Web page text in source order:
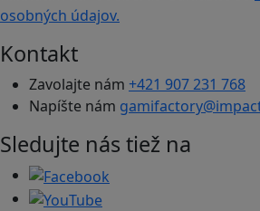
osobných údajov.
Kontakt
Zavolajte nám +421 907 231 768
Napíšte nám
Sledujte nás tiež na